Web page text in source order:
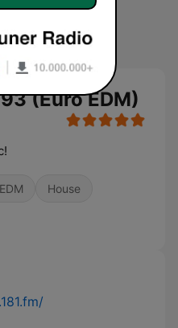
(Euro EDM)
House